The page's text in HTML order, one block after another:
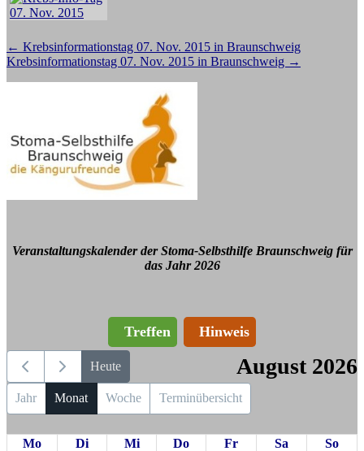
Beitragsnavigation
← Krebsinformationstag 07. Nov. 2015 in Braunschweig
Krebsinformationstag 07. Nov. 2015 in Braunschweig →
Veranstaltungskalender der Stoma-Selbsthilfe Braunschweig für
das Jahr 2026
Treffen Hinweis
Heute August 2026
Jahr Monat Woche Terminübersicht
Mo Di Mi Do Fr Sa
So